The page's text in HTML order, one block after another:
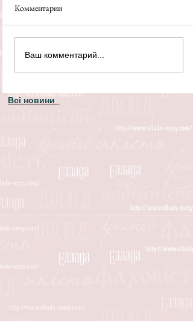
Комментарии
Ваш комментарий...
Всі новини